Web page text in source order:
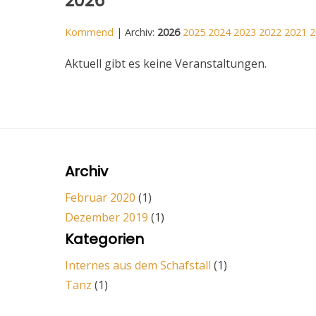
Kommend | Archiv: 2026 2025 2024 2023 2022 2021
Aktuell gibt es keine Veranstaltungen.
Archiv
Februar 2020 (1)
Dezember 2019 (1)
Kategorien
Internes aus dem Schafstall (1)
Tanz (1)